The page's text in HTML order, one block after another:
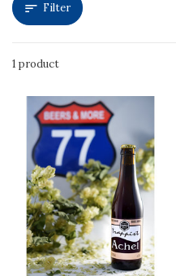
Filter
1 product